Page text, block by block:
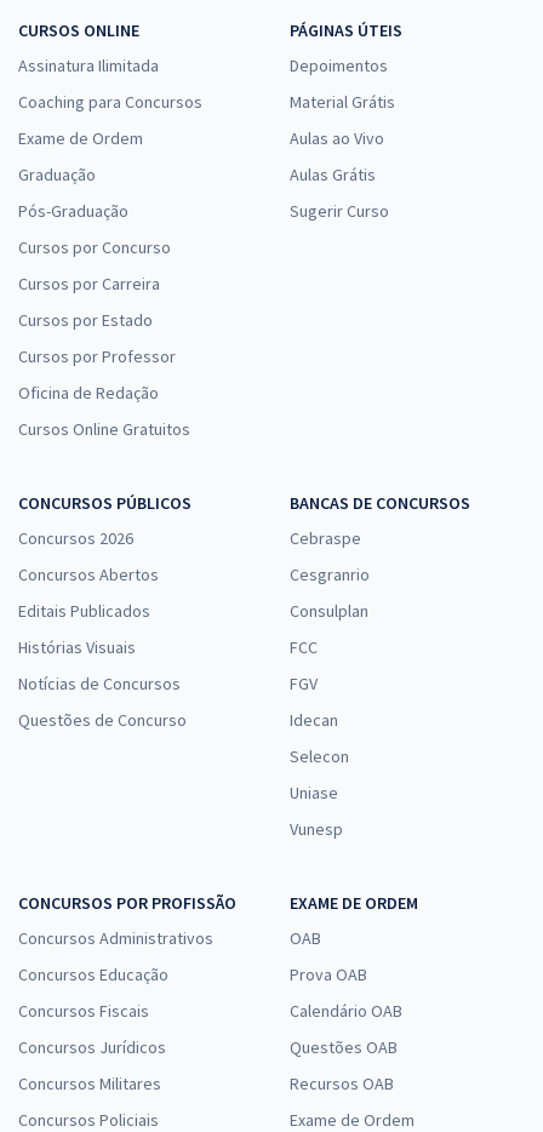
CURSOS ONLINE
Assinatura Ilimitada
Coaching para Concursos
Exame de Ordem
Graduação
Pós-Graduação
Cursos por Concurso
Cursos por Carreira
Cursos por Estado
Cursos por Professor
Oficina de Redação
Cursos Online Gratuitos
PÁGINAS ÚTEIS
Depoimentos
Material Grátis
Aulas ao Vivo
Aulas Grátis
Sugerir Curso
CONCURSOS PÚBLICOS
Concursos 2026
Concursos Abertos
Editais Publicados
Histórias Visuais
Notícias de Concursos
Questões de Concurso
BANCAS DE CONCURSOS
Cebraspe
Cesgranrio
Consulplan
FCC
FGV
Idecan
Selecon
Uniase
Vunesp
CONCURSOS POR PROFISSÃO
Concursos Administrativos
Concursos Educação
Concursos Fiscais
Concursos Jurídicos
Concursos Militares
Concursos Policiais
EXAME DE ORDEM
OAB
Prova OAB
Calendário OAB
Questões OAB
Recursos OAB
Exame de Ordem